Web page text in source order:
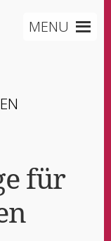
MENU
für